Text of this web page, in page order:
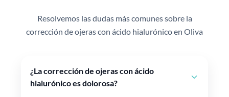
Resolvemos las dudas más comunes sobre la
corrección de ojeras con ácido hialurónico en Oliva
¿La corrección de ojeras con ácido
hialurónico es dolorosa?